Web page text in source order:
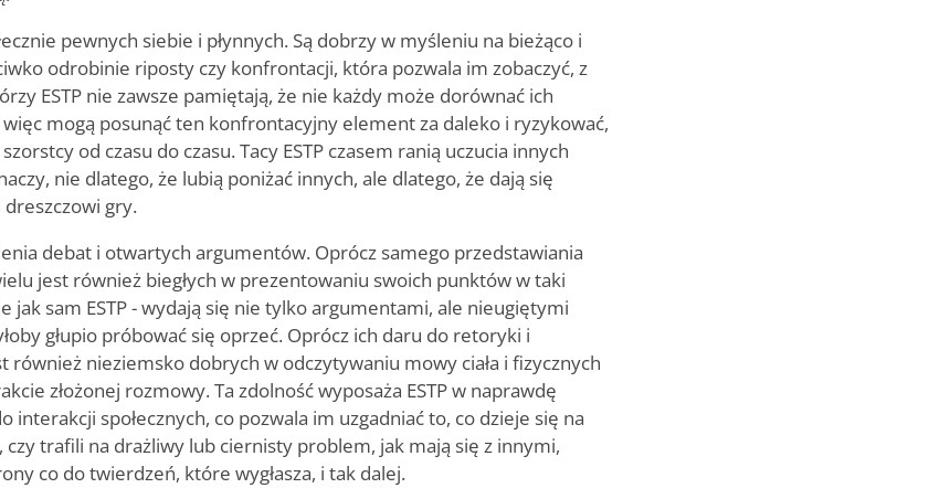
pewnych siebie i płynnych. Są dobrzy w myśleniu na bieżąco i
odrobinie riposty czy konfrontacji, która pozwala im zobaczyć, z
ESTP nie zawsze pamiętają, że nie każdy może dorównać ich
mogą posunąć ten konfrontacyjny element za daleko i ryzykować,
od czasu do czasu. Tacy ESTP czasem ranią uczucia innych
nie dlatego, że lubią poniżać innych, ale dlatego, że dają się
gry.
debat i otwartych argumentów. Oprócz samego przedstawiania
jest również biegłych w prezentowaniu swoich punktów w taki
jak sam ESTP - wydają się nie tylko argumentami, ale nieugiętymi
głupio próbować się oprzeć. Oprócz ich daru do retoryki i
również nieziemsko dobrych w odczytywaniu mowy ciała i fizycznych
złożonej rozmowy. Ta zdolność wyposaża ESTP w naprawdę
interakcji społecznych, co pozwala im uzgadniać to, co dzieje się na
trafili na drażliwy lub ciernisty problem, jak mają się z innymi,
co do twierdzeń, które wygłasza, i tak dalej.